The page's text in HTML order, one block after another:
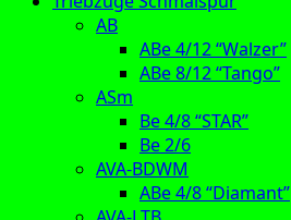
AB
ABe 4/12 “Walzer”
ABe 8/12 “Tango”
ASm
Be 4/8 “STAR”
Be 2/6
AVA-BDWM
ABe 4/8 “Diamant”